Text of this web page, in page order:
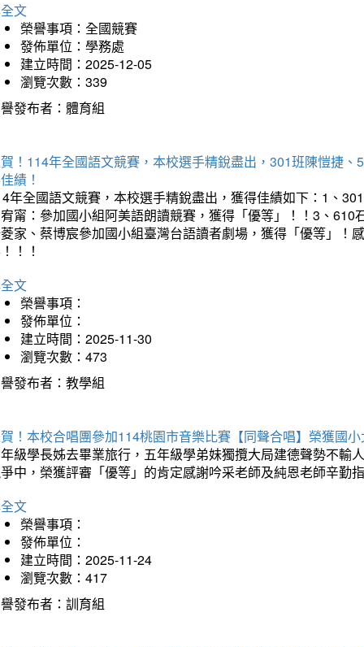
文
榮譽事項：全國競賽
發佈單位：學務處
建立時間：2025-12-05
瀏覽次數：339
發布者：體育組
！114年全國語文競賽，本校選手精銳盡出，301班陳愷捷
績！
年全國語文競賽，本校選手精銳盡出，獲得佳績如下：1、
甯：參加國小組阿美語朗讀競賽，獲得「優等」！！3、
家、蔡博宸參加國小組臺灣台語讀者劇場，獲得「優等」！
！！
文
榮譽事項：
發佈單位：
建立時間：2025-11-30
瀏覽次數：473
發布者：教學組
！本校合唱團參加114桃園市音樂比賽【同聲合唱】榮獲國
級學長姊去畢業旅行，五年級學弟妹獨攬大局建德聲勢不輸
中，榮獲評審「優等」的肯定感謝吟采老師及純恩老師辛勤
文
榮譽事項：
發佈單位：
建立時間：2025-11-24
瀏覽次數：417
發布者：訓育組